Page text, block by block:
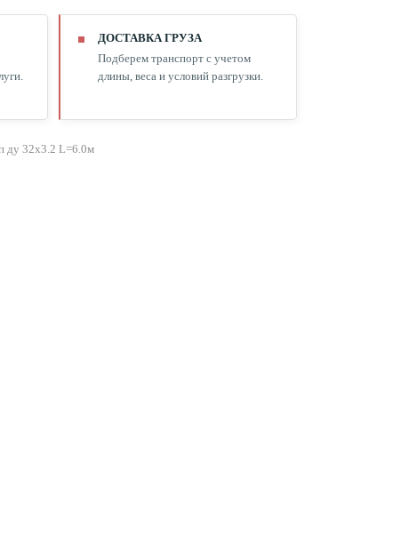
ДОСТАВКА ГРУЗА
Подберем транспорт с учетом
длины, веса и условий разгрузки.
ду 32х3.2 L=6.0м